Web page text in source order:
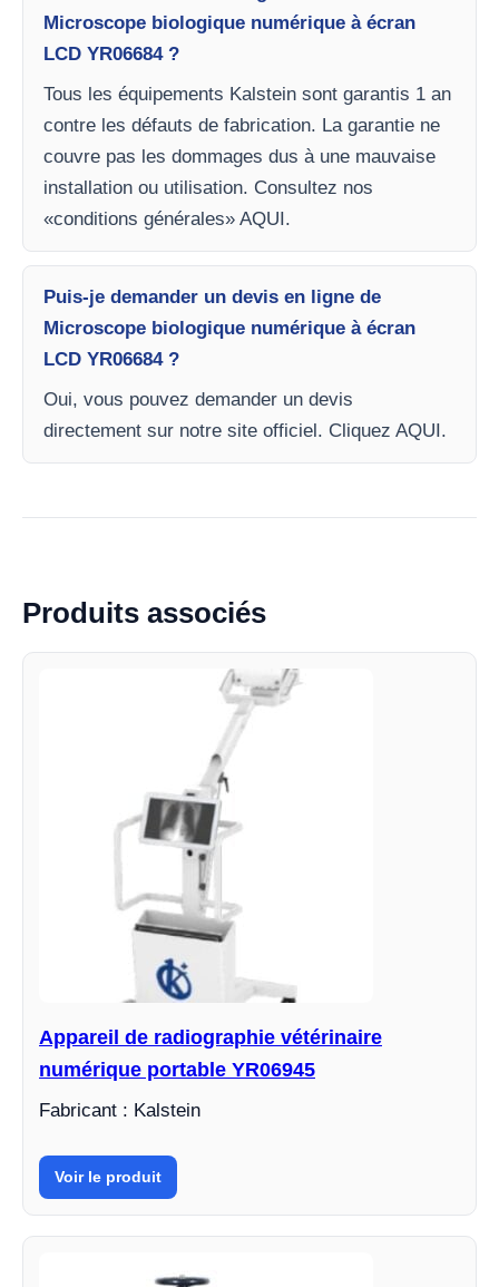
Microscope biologique numérique à écran
LCD YR06684 ?
Tous les équipements Kalstein sont garantis 1 an
contre les défauts de fabrication. La garantie ne
couvre pas les dommages dus à une mauvaise
installation ou utilisation. Consultez nos
«conditions générales» AQUI.
Puis-je demander un devis en ligne de
Microscope biologique numérique à écran
LCD YR06684 ?
Oui, vous pouvez demander un devis
directement sur notre site officiel. Cliquez AQUI.
Produits associés
Appareil de radiographie vétérinaire
numérique portable YR06945
Fabricant : Kalstein
Voir le produit